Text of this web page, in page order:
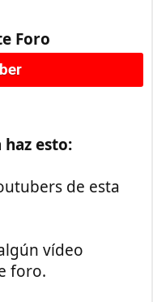
Foro
esto:
de esta
vídeo
foro.